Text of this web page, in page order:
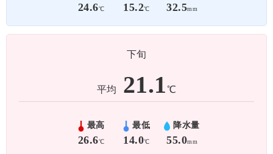
24.6℃ 15.2℃ 32.5mm
下旬
平均 21.1℃
最高
26.6℃
最低
14.0℃
降水量
55.0mm